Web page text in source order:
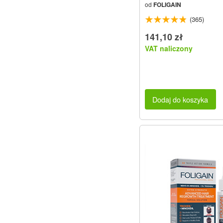
od FOLIGAIN
(365)
141,10 zł
VAT naliczony
Dodaj do koszyka